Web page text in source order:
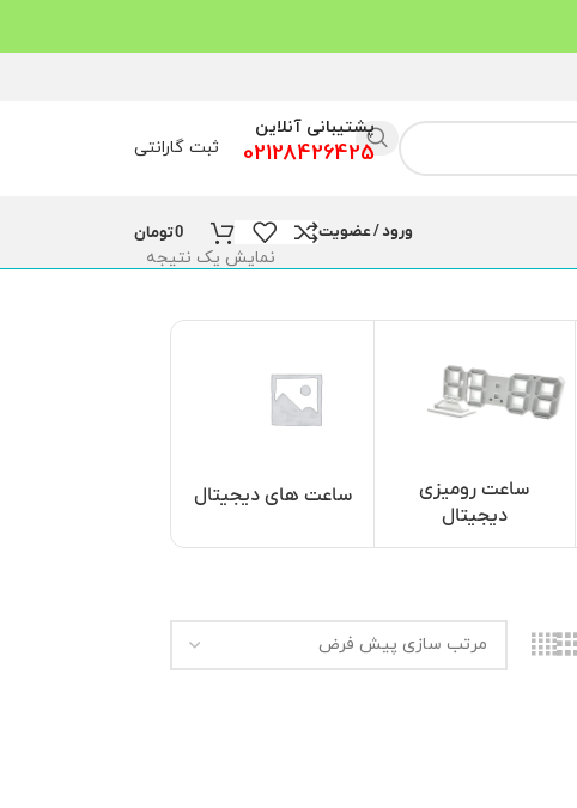
پشتیبانی آنلاین
02128426425 ثبت گارانتی
ورود / عضویت 0تومان
نمایش یک نتیجه
ساعت رومیزی
دیجیتال
ساعت های دیجیتال